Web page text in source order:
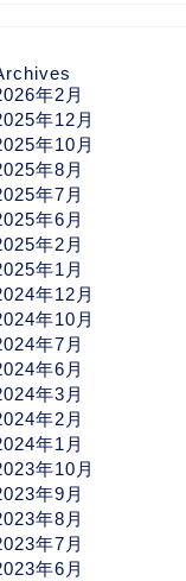
年2月
年12月
年10月
年8月
年7月
年6月
年2月
年1月
年12月
年10月
年7月
年6月
年3月
年2月
年1月
年10月
年9月
年8月
年7月
年6月